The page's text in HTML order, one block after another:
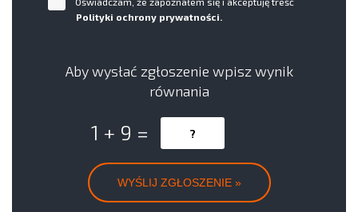
Polityki ochrony prywatności.
Aby wysłać zgłoszenie wpisz wynik
równania
1 + 9 =